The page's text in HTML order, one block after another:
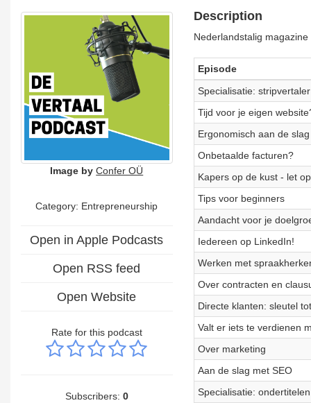
Image by Confer OÜ
Category: Entrepreneurship
Open in Apple Podcasts
Open RSS feed
Open Website
Rate for this podcast
Subscribers: 0
Description
Nederlandstalig
Episode
Specialisatie: stripvertaler
Tijd voor je eigen
Ergonomisch aan de slag
Onbetaalde facturen?
Kapers op de kust - let
Tips voor beginners
Aandacht voor je
Iedereen op LinkedIn!
Werken met
Over contracten en
Directe klanten: sleutel
Valt er iets te verdienen
Over marketing
Aan de slag met SEO
Specialisatie: ondertitelen